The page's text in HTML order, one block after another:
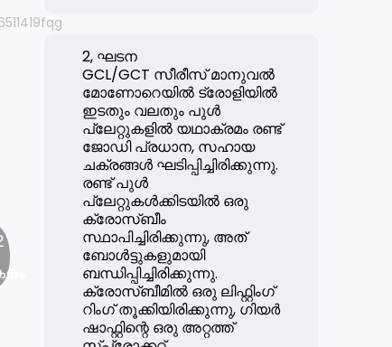
2, ഘടന
GCL/GCT സീരീസ് മാനുവൽ
മോണോറെയിൽ ട്രോളിയിൽ
ഇടതും വലതും പുൾ
പ്ലേറ്റുകളിൽ യഥാക്രമം രണ്ട്
ജോഡി പ്രധാന, സഹായ
ചക്രങ്ങൾ ഘടിപ്പിച്ചിരിക്കുന്നു.
രണ്ട് പുൾ
പ്ലേറ്റുകൾക്കിടയിൽ ഒരു
ക്രോസ്ബീം
സ്ഥാപിച്ചിരിക്കുന്നു, അത്
ബോൾട്ടുകളുമായി
ബന്ധിപ്പിച്ചിരിക്കുന്നു.
ക്രോസ്ബീമിൽ ഒരു ലിഫ്റ്റിംഗ്
റിംഗ് തൂക്കിയിരിക്കുന്നു, ഗിയർ
ഷാഫ്റ്റിന്റെ ഒരു അറ്റത്ത്